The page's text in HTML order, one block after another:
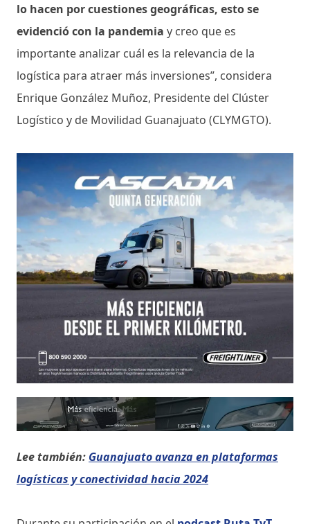
lo hacen por cuestiones geográficas, esto se
evidenció con la pandemia y creo que es
importante analizar cuál es la relevancia de la
logística para atraer más inversiones”, considera
Enrique González Muñoz, Presidente del Clúster
Logístico y de Movilidad Guanajuato (CLYMGTO).
Lee también: Guanajuato avanza en plataformas
logísticas y conectividad hacia 2024